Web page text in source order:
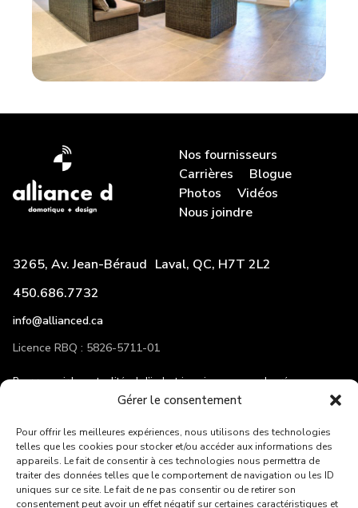
Gérer le consentement
Pour offrir les meilleures expériences, nous utilisons des technologies
telles que les cookies pour stocker et/ou accéder aux informations des
appareils. Le fait de consentir à ces technologies nous permettra de
traiter des données telles que le comportement de navigation ou les ID
uniques sur ce site. Le fait de ne pas consentir ou de retirer son
consentement peut avoir un effet négatif sur certaines caractéristiques et
Nos fournisseurs
Carrières
Blogue
Photos
Vidéos
Nous joindre
3265, Av. Jean-Béraud Laval, QC, H7T 2L2
450.686.7732
info@allianced.ca
Licence RBQ : 5826-5711-01
Pour recevoir les actualités de l’industrie, suivez-nous sur les réseaux
sociaux et entrez votre adresse courriel!
ENVOYER